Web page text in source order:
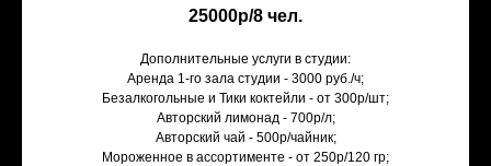
25000р/8 чел.
Дополнительные услуги в студии:
Аренда 1-го зала студии - 3000 руб./ч;
Безалкогольные и Тики коктейли - от 300р/шт;
Авторский лимонад - 700р/л;
Авторский чай - 500р/чайник;
Мороженное в ассортименте - от 250р/120 гр;